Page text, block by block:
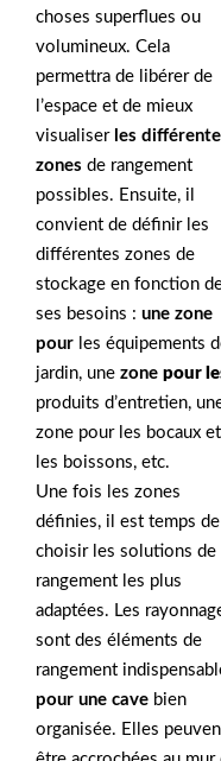
choses superflues ou
volumineux. Cela
permettra de libérer de
l’espace et de mieux
visualiser les
zones de rangement
possibles. Ensuite, il
convient de définir les
différentes zones de
stockage en fonction
ses besoins : une zone
pour les équipements
jardin, une zone pour
produits d’entretien,
zone pour les bocaux et
les boissons, etc.
Une fois les zones
définies, il est temps de
choisir les solutions de
rangement les plus
adaptées. Les
sont des éléments de
rangement
pour une cave bien
organisée. Elles